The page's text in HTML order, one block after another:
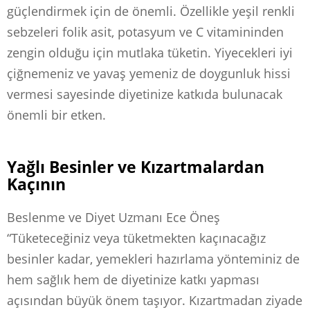
güçlendirmek için de önemli. Özellikle yeşil renkli
sebzeleri folik asit, potasyum ve C vitamininden
zengin olduğu için mutlaka tüketin. Yiyecekleri iyi
çiğnemeniz ve yavaş yemeniz de doygunluk hissi
vermesi sayesinde diyetinize katkıda bulunacak
önemli bir etken.
Yağlı Besinler ve Kızartmalardan
Kaçının
Beslenme ve Diyet Uzmanı Ece Öneş
“Tüketeceğiniz veya tüketmekten kaçınacağız
besinler kadar, yemekleri hazırlama yönteminiz de
hem sağlık hem de diyetinize katkı yapması
açısından büyük önem taşıyor. Kızartmadan ziyade